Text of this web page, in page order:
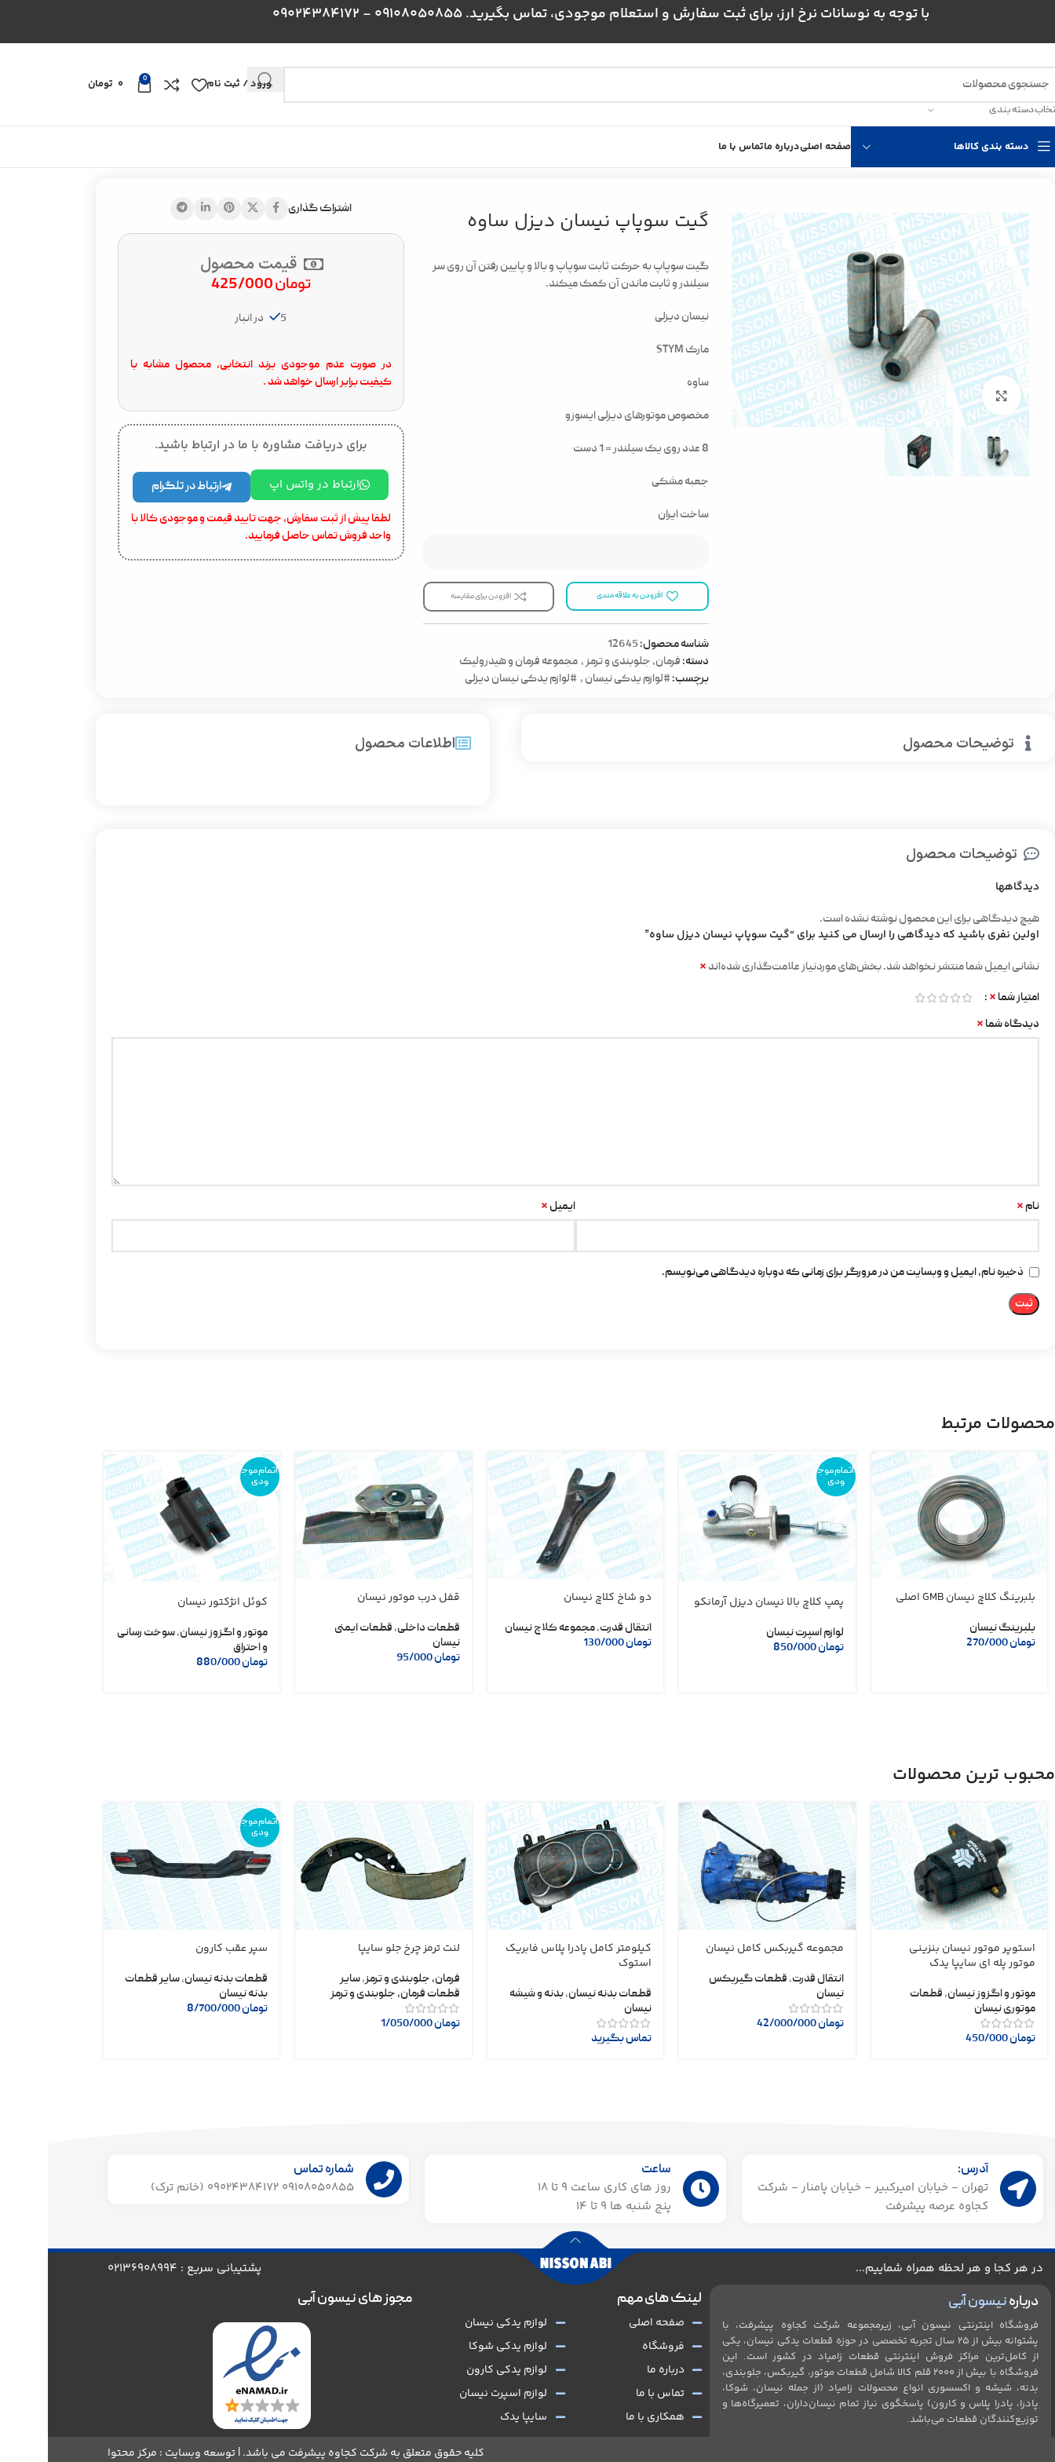
با توجه به نوسانات نرخ ارز، برای ثبت سفارش و استعلام موجودی، تماس بگیرید. 09108050855 - 09024384172
دسته بندی
ورود / ثبت نام 0 تومان
دسته بندی کالاها صفحه اصلیدرباره ماتماس با ما
بزرگنمایی تصویر
گیت سوپاپ نیسان دیزل ساوه
گیت سوپاپ به حرکت ثابت سوپاپ و بالا و پایین رفتن آن روی سر
سیلندر و ثابت ماندن آن کمک میکند.
نیسان دیزلی
مارک STYM
ساوه
مخصوص موتورهای دیزلی ایسوزو
8 عدد روی یک سیلندر = 1 دست
جعبه مشکی
ساخت ایران
افزودن به علاقه مندی افزودن برای مقایسه
شناسه محصول:12645
دسته: فرمان، جلوبندی و ترمز , مجموعه فرمان و هیدرولیک
برچسب:#لوازم یدکی نیسان , #لوازم یدکی نیسان دیزلی
اشتراک گذاری
قیمت محصول
تومان
5 در انبار
در صورت عدم موجودی برند انتخابی، محصول مشابه با
کیفیت برابر ارسال خواهد شد .
برای دریافت مشاوره با ما در ارتباط باشید.
ارتباط در واتس اپ ارتباط در تلگرام
لطفا پیش از ثبت سفارش، جهت تایید قیمت و موجودی کالا با
واحد فروش تماس حاصل فرمایید.
توضیحات محصول اطلاعات محصول
توضیحات محصول
دیدگاهها
هیچ دیدگاهی برای این محصول نوشته نشده است.
اولین نفری باشید که دیدگاهی را ارسال می کنید برای “گیت سوپاپ نیسان دیزل ساوه”
نشانی ایمیل شما منتشر نخواهد شد.بخش‌های موردنیاز علامت‌گذاری شده‌اند *
امتیاز شما *
دیدگاه شما *
نام * ایمیل *
ذخیره نام، ایمیل و وبسایت من در مرورگر برای زمانی که دوباره دیدگاهی می‌نویسم.
محصولات مرتبط
بلبرینگ کلاچ نیسان GMB اصلی
بلبرینگ نیسان
تومان
اتمام موج
ودی
پمپ کلاچ بالا نیسان دیزل آرمانکو
لوازم اسپرت نیسان
تومان850/000
دو شاخ کلاچ نیسان
انتقال قدرت,مجموعه کلاچ نیسان
تومان
قفل درب موتور نیسان
قطعات داخلی, قطعات ایمنی
نیسان
تومان95/000
اتمام موج
ودی
کوئل انژکتور نیسان
موتور و اگزوز نیسان,سوخت رسانی
و احتراق
تومان
محبوب ترین محصولات
استوپر موتور نیسان بنزینی
موتور پله ای سایپا یدک
موتور و اگزوز نیسان, قطعات
موتوری نیسان
تومان
مجموعه گیربکس کامل نیسان
انتقال قدرت, قطعات گیربکس
نیسان
تومان42/000/000
کیلومتر کامل پادرا پلاس فابریک
استوک
قطعات بدنه نیسان,بدنه و شیشه
نیسان
تماس بگیرید
لنت ترمز چرخ جلو سایپا
فرمان، جلوبندی و ترمز,سایر
قطعات فرمان، جلوبندی و ترمز
تومان1/050/000
اتمام موج
ودی
سپر عقب کارون
قطعات بدنه نیسان,سایر قطعات
بدنه نیسان
تومان
آدرس:
تهران - خیابان امیرکبیر - خیابان پامنار - شرکت
کجاوه عرصه پیشرفت
ساعت
روز های کاری ساعت ۹ تا 18
پنج شنبه ها 9 تا 14​
شماره تماس
09108050855 09024384172 (خانم ترک)
در هر کجا و هر لحظه همراه شماییم... پشتیبانی سریع : 02136908994
دربارهنیسون آبی
فروشگاه اینترنتی نیسون آبی، زیرمجموعه شرکت کجاوه پیشرفت، با
پشتوانه بیش از ۲۵ سال تجربه تخصصی در حوزه قطعات یدکی نیسان، یکی
از کامل‌ترین مراکز فروش اینترنتی قطعات زامیاد در کشور است. این
فروشگاه با بیش از 2۰۰۰ قلم کالا شامل قطعات موتور، گیربکس، جلو‌بندی،
بدنه، شیشه و اکسسوری انواع محصولات زامیاد (از جمله نیسان، شوکا،
پادرا، پادرا پلاس و کارون) پاسخگوی نیاز تمام نیسان‌داران، تعمیرگاه‌ها و
توزیع‌کنندگان قطعات می‌باشد.
لینک های مهم
صفحه اصلی
فروشگاه
درباره ما
تماس با ما
همکاری با ما
لوازم یدکی نیسان
لوازم یدکی شوکا
لوازم یدکی کارون
لوازم اسپرت نیسان
سایپا یدک
مجوز های نیسون آبی
کلیه حقوق متعلق به شرکت کجاوه پیشرفت می باشد. | توسعه وبسایت : مرکز محتوا